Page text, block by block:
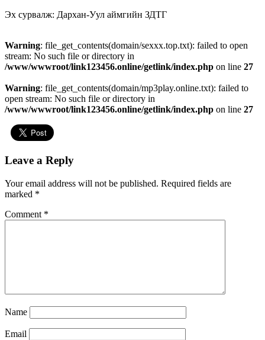
Эх сурвалж: Дархан-Уул аймгийн ЗДТГ
Warning: file_get_contents(domain/sexxx.top.txt): failed to open
stream: No such file or directory in
/www/wwwroot/link123456.online/getlink/index.php on line 27
Warning: file_get_contents(domain/mp3play.online.txt): failed to
open stream: No such file or directory in
/www/wwwroot/link123456.online/getlink/index.php on line 27
Leave a Reply
Your email address will not be published. Required fields are
marked *
Comment *
Name
Email